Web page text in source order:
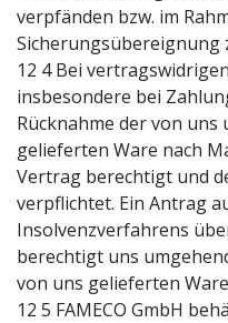
verpfänden bzw. im
Sicherungsübereignung
12 4 Bei
insbesondere bei
Rücknahme der von
gelieferten Ware nach
Vertrag berechtigt und
verpflichtet. Ein Antrag
Insolvenzverfahrens
berechtigt uns
von uns gelieferten
12 5 FAMECO GmbH